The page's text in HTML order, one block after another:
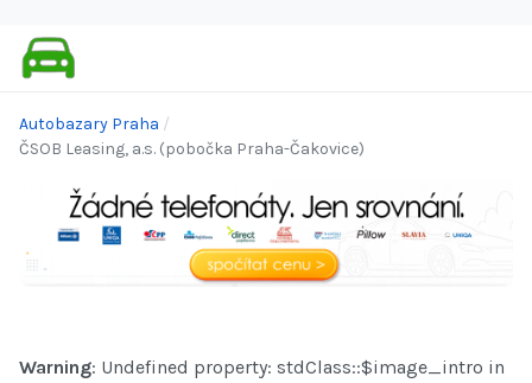
Autobazary Praha
ČSOB Leasing, a.s. (pobočka Praha-Čakovice)
Warning: Undefined property: stdClass::$image_intro in